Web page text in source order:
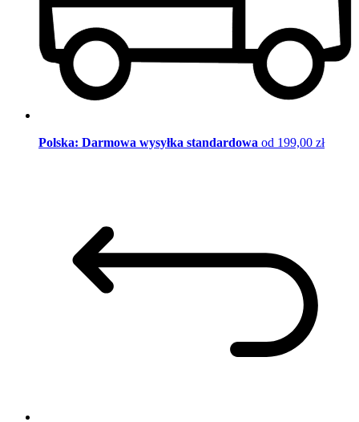
Polska: Darmowa wysyłka standardowa od 199,00 zł